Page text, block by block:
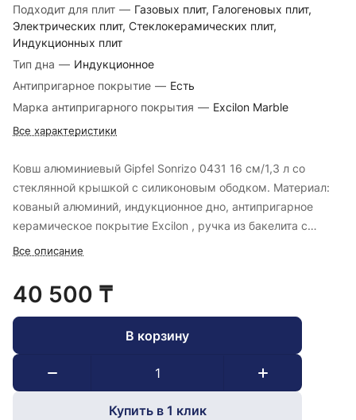
Подходит для плит — Газовых плит, Галогеновых плит,
Электрических плит, Стеклокерамических плит,
Индукционных плит
Тип дна — Индукционное
Антипригарное покрытие — Есть
Марка антипригарного покрытия — Excilon Marble
Все характеристики
Ковш алюминиевый Gipfel Sonrizo 0431 16 см/1,3 л со
стеклянной крышкой с силиконовым ободком. Материал:
кованый алюминий, индукционное дно, антипригарное
керамическое покрытие Excilon , ручка из бакелита с
покрытием Soft Touch.
Все описание
40 500 ₸
В корзину
Купить в 1 клик